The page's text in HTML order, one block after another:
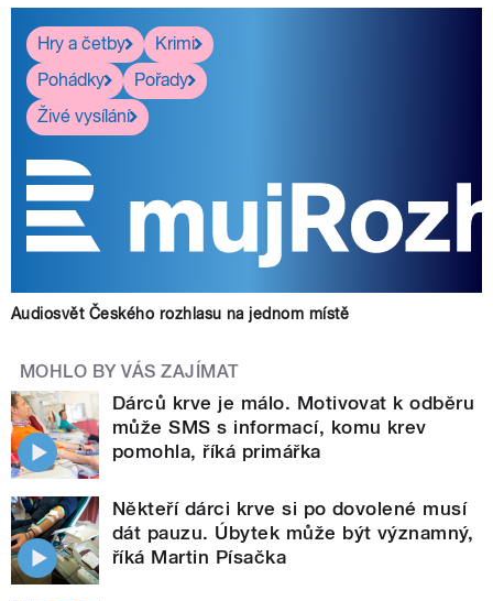
Hry a četby
Krimi
Pohádky
Pořady
Živé vysílání
Audiosvět Českého rozhlasu na jednom místě
MOHLO BY VÁS ZAJÍMAT
Dárců krve je málo. Motivovat k odběru
může SMS s informací, komu krev
pomohla, říká primářka
Někteří dárci krve si po dovolené musí
dát pauzu. Úbytek může být významný,
říká Martin Písačka